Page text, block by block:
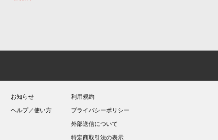
お知らせ
ヘルプ／使い方
利用規約
プライバシーポリシー
外部送信について
特定商取引法の表示